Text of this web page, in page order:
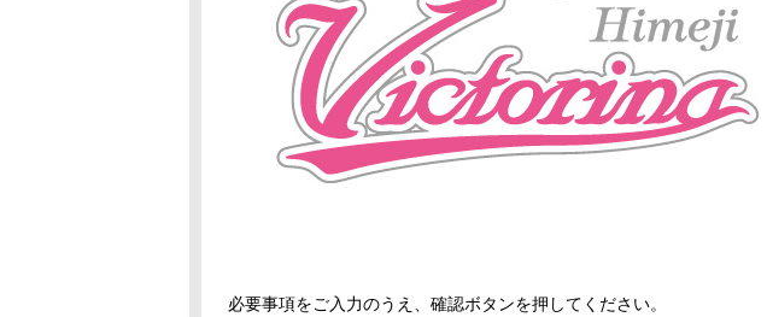
必要事項をご入力のうえ、確認ボタンを押してください。